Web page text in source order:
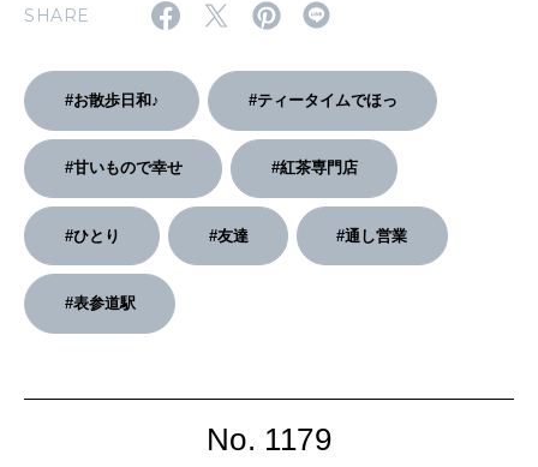
2026年6月号「大銀座 トレンドが生まれる 新しい一流店へ。」
2026年5月号「“大好き”に出会いに。韓国」
2026年4月号「未来をつくる、学びの教科書。」
2026年3月号「スイーツ予想図 2026」
2026年2月号「良運を掴む 新・開運術。」
2026年1月号「猫がいれば、幸せ」
2025年12月号「お酒の新常識。」
FOLLOW US!
SHARE
#お散歩日和♪ #ティータイムでほっ
#甘いもので幸せ #紅茶専門店
#ひとり #友達 #通し営業
#表参道駅
No. 1179